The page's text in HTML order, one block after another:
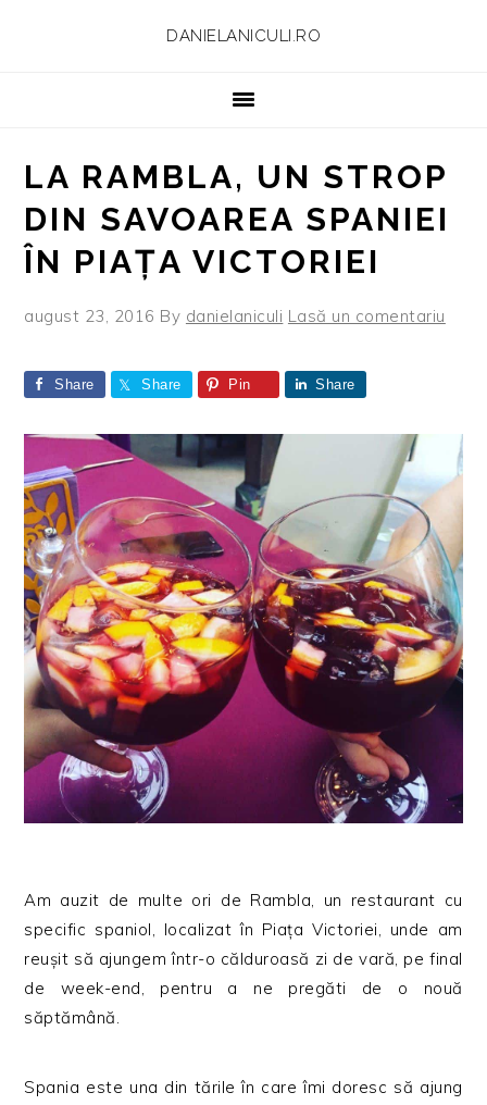
DANIELANICULI.RO
LA RAMBLA, UN STROP
DIN SAVOAREA SPANIEI
ÎN PIAȚA VICTORIEI
august 23, 2016 By danielaniculi Lasă un comentariu
Share Share Pin Share
Am auzit de multe ori de Rambla, un restaurant cu
specific spaniol, localizat în Piața Victoriei, unde am
reușit să ajungem într-o călduroasă zi de vară, pe final
de week-end, pentru a ne pregăti de o nouă
săptămână.
Spania este una din tările în care îmi doresc să ajung